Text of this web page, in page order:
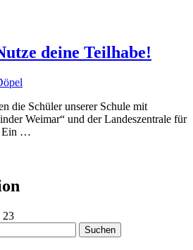
deine Teilhabe!
die Schüler unserer Schule mit
Weimar“ und der Landeszentrale für
Ein …
23